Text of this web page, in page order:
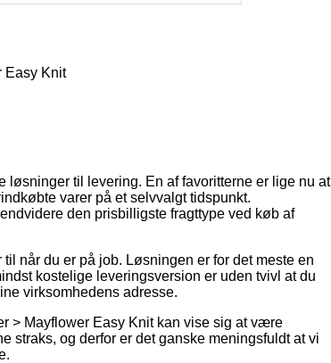
Easy Knit
løsninger til levering. En af favoritterne er lige nu at
varer på et selvvalgt tidspunkt.
den prisbilligste fragttype ved køb af
når du er på job. Løsningen er for det meste en
kostelige leveringsversion er uden tvivl at du
virksomhedens adresse.
> Mayflower Easy Knit kan vise sig at være
straks, og derfor er det ganske meningsfuldt at vi